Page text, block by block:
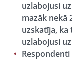
uzlabojusi
mazāk nekā
uzskatīja,
uzlabojusi